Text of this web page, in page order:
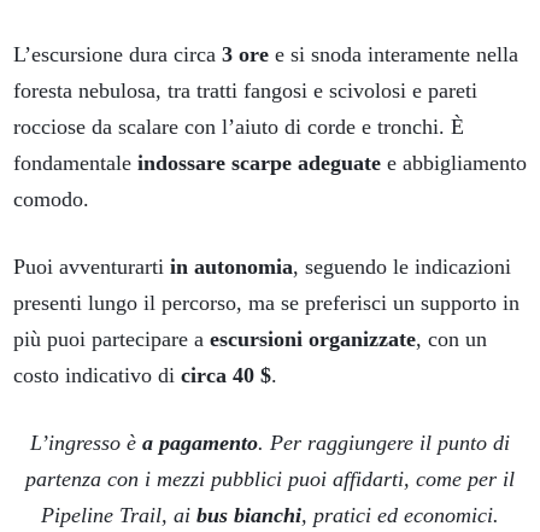
L’escursione dura circa 3 ore e si snoda interamente nella
foresta nebulosa, tra tratti fangosi e scivolosi e pareti
rocciose da scalare con l’aiuto di corde e tronchi. È
fondamentale indossare scarpe adeguate e abbigliamento
comodo.
Puoi avventurarti in autonomia, seguendo le indicazioni
presenti lungo il percorso, ma se preferisci un supporto in
più puoi partecipare a escursioni organizzate, con un
costo indicativo di circa 40 $.
L’ingresso è a pagamento. Per raggiungere il punto di
partenza con i mezzi pubblici puoi affidarti, come per il
Pipeline Trail, ai bus bianchi, pratici ed economici.